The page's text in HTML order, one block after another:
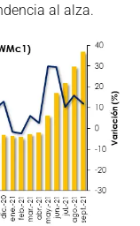
al alza.